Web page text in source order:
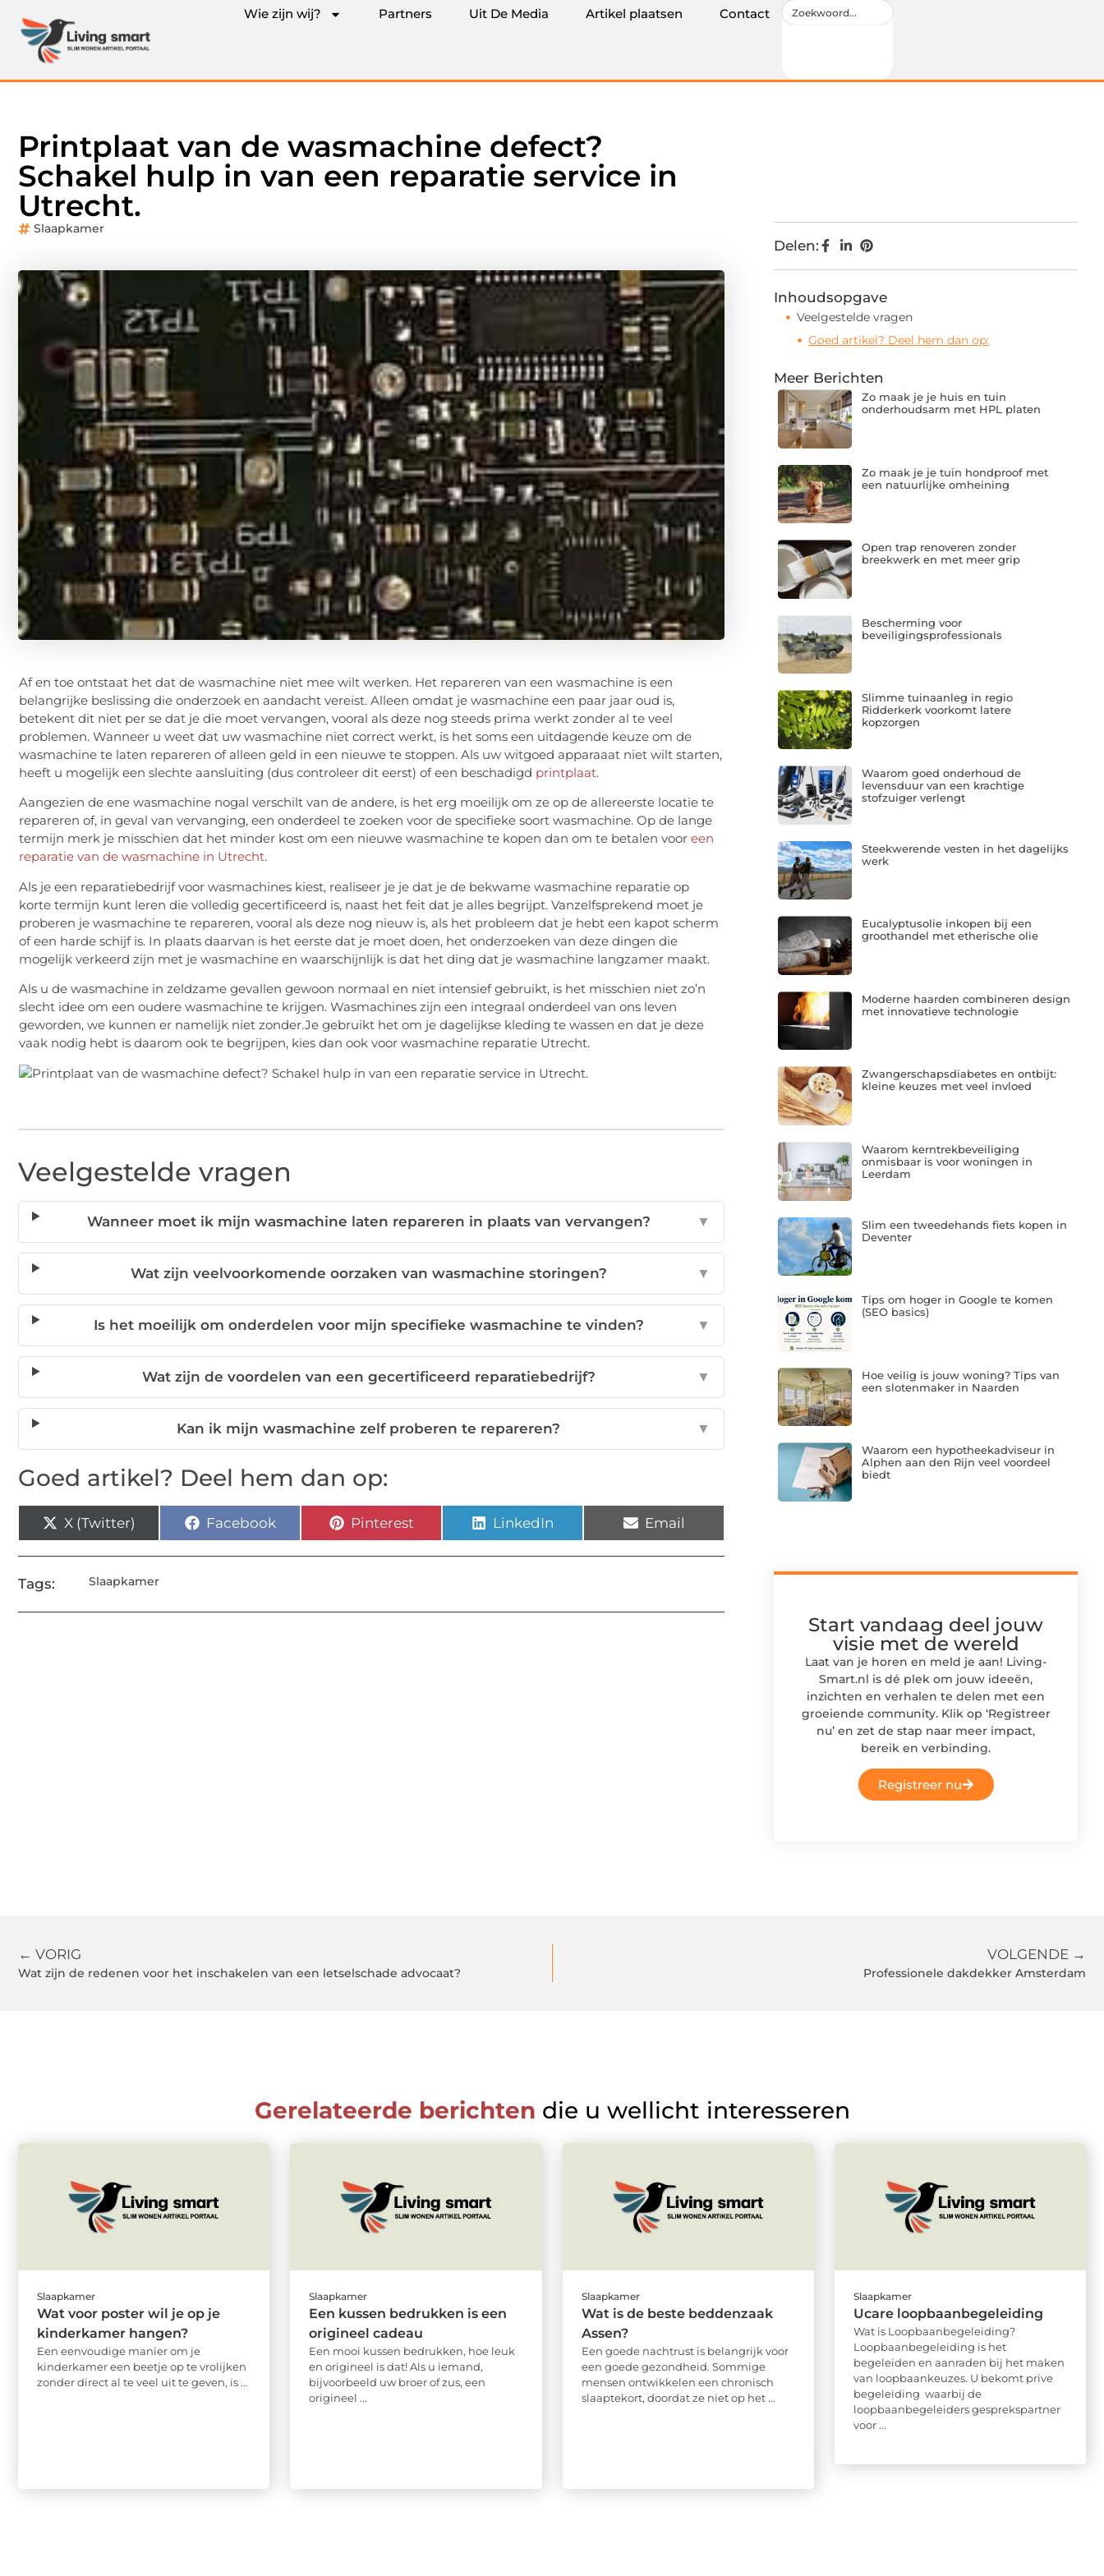
Wie zijn wij? Partners Uit De Media Artikel plaatsen Contact
Printplaat van de wasmachine defect?
Schakel hulp in van een reparatie service in
Utrecht.
Slaapkamer
Af en toe ontstaat het dat de wasmachine niet mee wilt werken. Het repareren van een wasmachine is een
belangrijke beslissing die onderzoek en aandacht vereist. Alleen omdat je wasmachine een paar jaar oud is,
betekent dit niet per se dat je die moet vervangen, vooral als deze nog steeds prima werkt zonder al te veel
problemen. Wanneer u weet dat uw wasmachine niet correct werkt, is het soms een uitdagende keuze om de
wasmachine te laten repareren of alleen geld in een nieuwe te stoppen. Als uw witgoed apparaaat niet wilt starten,
heeft u mogelijk een slechte aansluiting (dus controleer dit eerst) of een beschadigd printplaat.
Aangezien de ene wasmachine nogal verschilt van de andere, is het erg moeilijk om ze op de allereerste locatie te
repareren of, in geval van vervanging, een onderdeel te zoeken voor de specifieke soort wasmachine. Op de lange
termijn merk je misschien dat het minder kost om een ​​nieuwe wasmachine te kopen dan om te betalen voor een
reparatie van de wasmachine in Utrecht.
Als je een reparatiebedrijf voor wasmachines kiest, realiseer je je dat je de bekwame wasmachine reparatie op
korte termijn kunt leren die volledig gecertificeerd is, naast het feit dat je alles begrijpt. Vanzelfsprekend moet je
proberen je wasmachine te repareren, vooral als deze nog nieuw is, als het probleem dat je hebt een kapot scherm
of een harde schijf is. In plaats daarvan is het eerste dat je moet doen, het onderzoeken van deze dingen die
mogelijk verkeerd zijn met je wasmachine en waarschijnlijk is dat het ding dat je wasmachine langzamer maakt.
Als u de wasmachine in zeldzame gevallen gewoon normaal en niet intensief gebruikt, is het misschien niet zo’n
slecht idee om een ​​oudere wasmachine te krijgen. Wasmachines zijn een integraal onderdeel van ons leven
geworden, we kunnen er namelijk niet zonder.Je gebruikt het om je dagelijkse kleding te wassen en dat je deze
vaak nodig hebt is daarom ook te begrijpen, kies dan ook voor wasmachine reparatie Utrecht.
Veelgestelde vragen
Wanneer moet ik mijn wasmachine laten repareren in plaats van vervangen? ▼
Wat zijn veelvoorkomende oorzaken van wasmachine storingen? ▼
Is het moeilijk om onderdelen voor mijn specifieke wasmachine te vinden? ▼
Wat zijn de voordelen van een gecertificeerd reparatiebedrijf? ▼
Kan ik mijn wasmachine zelf proberen te repareren? ▼
Goed artikel? Deel hem dan op:
X (Twitter) Facebook Pinterest LinkedIn Email
Tags: Slaapkamer
Delen:
Inhoudsopgave
Veelgestelde vragen
Goed artikel? Deel hem dan op:
Meer Berichten
Zo maak je je huis en tuin
onderhoudsarm met HPL platen
Zo maak je je tuin hondproof met
een natuurlijke omheining
Open trap renoveren zonder
breekwerk en met meer grip
Bescherming voor
beveiligingsprofessionals
Slimme tuinaanleg in regio
Ridderkerk voorkomt latere
kopzorgen
Waarom goed onderhoud de
levensduur van een krachtige
stofzuiger verlengt
Steekwerende vesten in het dagelijks
werk
Eucalyptusolie inkopen bij een
groothandel met etherische olie
Moderne haarden combineren design
met innovatieve technologie
Zwangerschapsdiabetes en ontbijt:
kleine keuzes met veel invloed
Waarom kerntrekbeveiliging
onmisbaar is voor woningen in
Leerdam
Slim een tweedehands fiets kopen in
Deventer
Tips om hoger in Google te komen
(SEO basics)
Hoe veilig is jouw woning? Tips van
een slotenmaker in Naarden
Waarom een hypotheekadviseur in
Alphen aan den Rijn veel voordeel
biedt
Start vandaag deel jouw
visie met de wereld
Laat van je horen en meld je aan! Living-
Smart.nl is dé plek om jouw ideeën,
inzichten en verhalen te delen met een
groeiende community. Klik op ‘Registreer
nu’ en zet de stap naar meer impact,
bereik en verbinding.
Registreer nu
← VORIG
Wat zijn de redenen voor het inschakelen van een letselschade advocaat?
VOLGENDE →
Professionele dakdekker Amsterdam
Gerelateerde berichten die u wellicht interesseren
Slaapkamer
Wat voor poster wil je op je
kinderkamer hangen?
Een eenvoudige manier om je
kinderkamer een beetje op te vrolijken
zonder direct al te veel uit te geven, is ...
Slaapkamer
Een kussen bedrukken is een
origineel cadeau
Een mooi kussen bedrukken, hoe leuk
en origineel is dat! Als u iemand,
bijvoorbeeld uw broer of zus, een
origineel ...
Slaapkamer
Wat is de beste beddenzaak
Assen?
Een goede nachtrust is belangrijk voor
een goede gezondheid. Sommige
mensen ontwikkelen een chronisch
slaaptekort, doordat ze niet op het ...
Slaapkamer
Ucare loopbaanbegeleiding
Wat is Loopbaanbegeleiding?
Loopbaanbegeleiding is het
begeleiden en aanraden bij het maken
van loopbaankeuzes. U bekomt prive
begeleiding waarbij de
loopbaanbegeleiders gesprekspartner
voor ...